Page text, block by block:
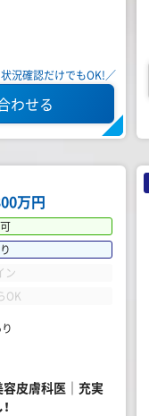
状況確認だけでもOK!／
わせる
万円
ン
OK
容皮膚科医｜充実